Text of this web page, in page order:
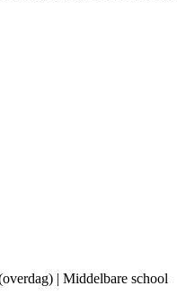
| Middelbare school